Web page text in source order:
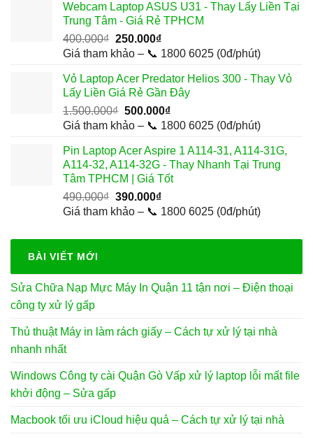
799.000₫.là:
499.000₫.
Webcam Laptop ASUS U31 - Thay Lấy Liền Tại
Trung Tâm - Giá Rẻ TPHCM
400.000₫ Giá
gốc
400.000₫.
250.000₫Giá
hiện
là:
250.000₫.
Giá tham khảo – 📞 1800 6025 (0đ/phút)
Vỏ Laptop Acer Predator Helios 300 - Thay Vỏ
Lấy Liền Giá Rẻ Gần Đây
1.500.000₫ Giá
gốc
1.500.000₫.
500.000₫Giá
hiện
là:
500.000₫.
Giá tham khảo – 📞 1800 6025 (0đ/phút)
Pin Laptop Acer Aspire 1 A114-31, A114-31G,
A114-32, A114-32G - Thay Nhanh Tại Trung
Tâm TPHCM | Giá Tốt
490.000₫ Giá
gốc
490.000₫.
390.000₫Giá
hiện
là:
Giá tham khảo – 📞 1800 6025 (0đ/phút)
BÀI VIẾT MỚI
Sửa Chữa Nạp Mực Máy In Quận 11 tận nơi – Điện thoại
công ty xử lý gấp
Thủ thuật Máy in làm rách giấy – Cách tự xử lý tại nhà
nhanh nhất
Windows Công ty cài Quận Gò Vấp xử lý laptop lỗi mất file
khởi động – Sửa gấp
Macbook tối ưu iCloud hiệu quả – Cách tự xử lý tại nhà